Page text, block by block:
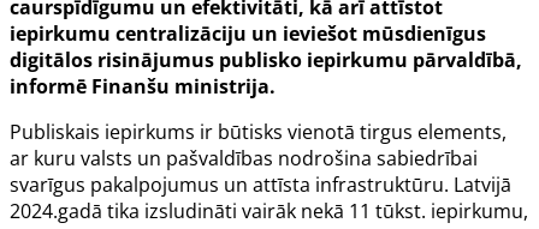
caurspīdīgumu un efektivitāti, kā arī attīstot
iepirkumu centralizāciju un ieviešot mūsdienīgus
digitālos risinājumus publisko iepirkumu pārvaldībā,
informē Finanšu ministrija.
Publiskais iepirkums ir būtisks vienotā tirgus elements,
ar kuru valsts un pašvaldības nodrošina sabiedrībai
svarīgus pakalpojumus un attīsta infrastruktūru. Latvijā
2024.gadā tika izsludināti vairāk nekā 11 tūkst. iepirkumu,